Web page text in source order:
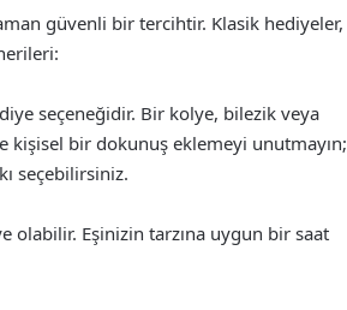
güvenli bir tercihtir. Klasik hediyeler,
seçeneğidir. Bir kolye, bilezik veya
kişisel bir dokunuş eklemeyi unutmayın;
seçebilirsiniz.
olabilir. Eşinizin tarzına uygun bir saat